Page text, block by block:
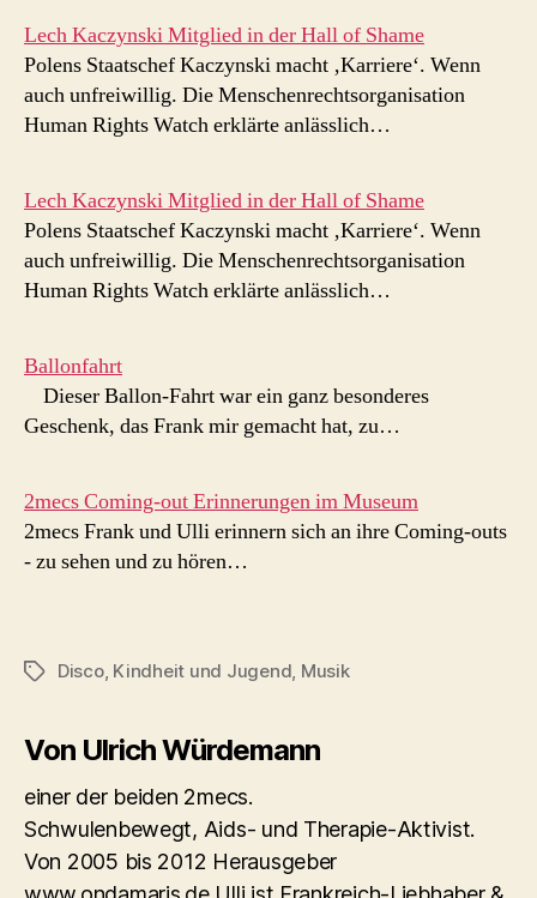
Lech Kaczynski Mitglied in der Hall of Shame
Polens Staatschef Kaczynski macht ‚Karriere‘. Wenn
auch unfreiwillig. Die Menschenrechtsorganisation
Human Rights Watch erklärte anlässlich…
Lech Kaczynski Mitglied in der Hall of Shame
Polens Staatschef Kaczynski macht ‚Karriere‘. Wenn
auch unfreiwillig. Die Menschenrechtsorganisation
Human Rights Watch erklärte anlässlich…
Ballonfahrt
Dieser Ballon-Fahrt war ein ganz besonderes
Geschenk, das Frank mir gemacht hat, zu…
2mecs Coming-out Erinnerungen im Museum
2mecs Frank und Ulli erinnern sich an ihre Coming-outs
- zu sehen und zu hören…
Schlagwörter
Disco, Kindheit und Jugend, Musik
Von Ulrich Würdemann
einer der beiden 2mecs.
Schwulenbewegt, Aids- und Therapie-Aktivist.
Von 2005 bis 2012 Herausgeber